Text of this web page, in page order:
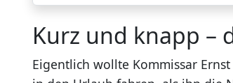
Kurz und knapp –
Eigentlich wollte Kommissar